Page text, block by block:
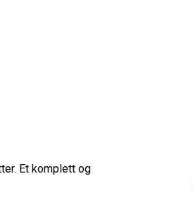
Et komplett og